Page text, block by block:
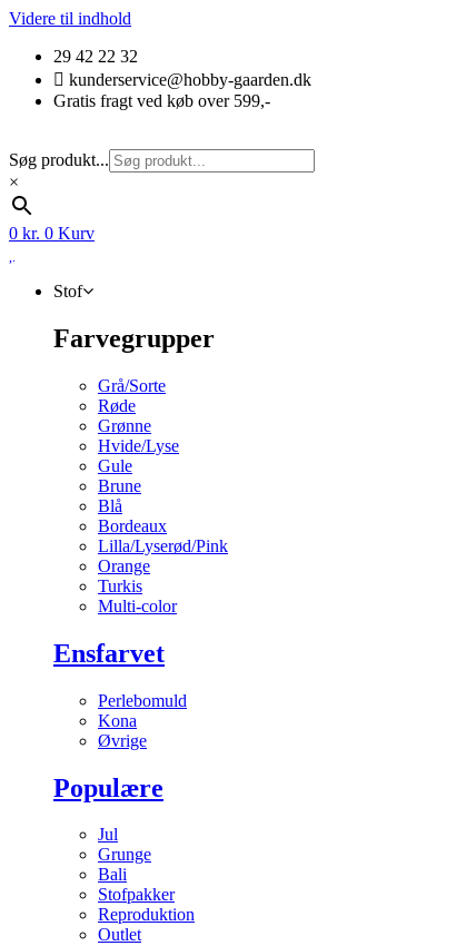
Videre til indhold
29 42 22 32
kunderservice@hobby-gaarden.dk
Gratis fragt ved køb over 599,-
Søg produkt...
×
0 kr. 0 Kurv
Stof
Farvegrupper
Grå/Sorte
Røde
Grønne
Hvide/Lyse
Gule
Brune
Blå
Bordeaux
Lilla/Lyserød/Pink
Orange
Turkis
Multi-color
Ensfarvet
Perlebomuld
Kona
Øvrige
Populære
Jul
Grunge
Bali
Stofpakker
Reproduktion
Outlet